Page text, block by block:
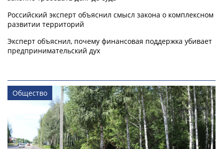
Российский эксперт объяснил смысл закона о комплексном
развитии территорий
Эксперт объяснил, почему финансовая поддержка убивает
предпринимательский дух
Общество